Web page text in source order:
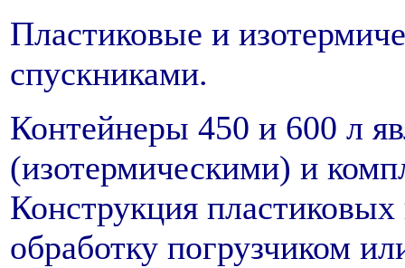
Пластиковые и
спускниками.
Контейнеры 450 и 600 л
(изотермическими) и
Конструкция пластиковых
обработку погрузчиком